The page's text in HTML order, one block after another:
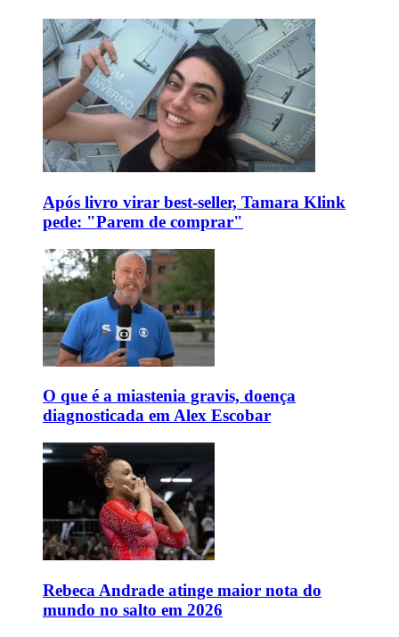
Após livro virar best-seller, Tamara Klink
pede: "Parem de comprar"
O que é a miastenia gravis, doença
diagnosticada em Alex Escobar
Rebeca Andrade atinge maior nota do
mundo no salto em 2026